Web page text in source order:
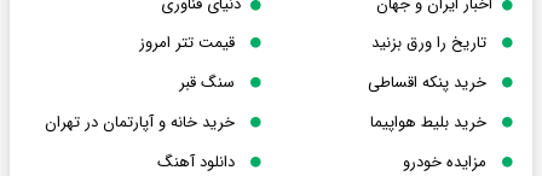
تاریخ را ورق بزنید
قیمت تتر امروز
خرید پنکه اقساطی
سنگ قبر
خرید بلیط هواپیما
خرید خانه و آپارتمان در تهران
مزایده خودرو
دانلود آهنگ